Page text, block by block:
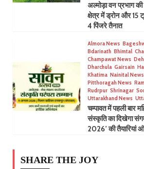
अल्मोड़ा वन प्रभाग की
क्षेत्र में ड्रोन और 15
4 पिंजरे तैनात
Almora News
Bdarinath Bhimtal
Champawat News
Dharchula Gairsain
Khatima Nainital News
Pitthoragah News
Rudrpur Shrinagar
Uttarakhand News
चम्पावत में पहली बार
संस्कृति का दिखेगा
2026’ की तैयारियां
SHARE THE JOY